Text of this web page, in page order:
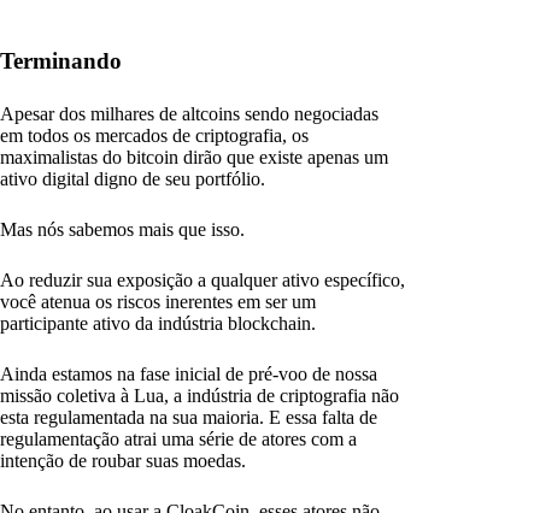
Terminando
Apesar dos milhares de altcoins sendo negociadas
em todos os mercados de criptografia, os
maximalistas do bitcoin dirão que existe apenas um
ativo digital digno de seu portfólio.
Mas nós sabemos mais que isso.
Ao reduzir sua exposição a qualquer ativo específico,
você atenua os riscos inerentes em ser um
participante ativo da indústria blockchain.
Ainda estamos na fase inicial de pré-voo de nossa
missão coletiva à Lua, a indústria de criptografia não
esta regulamentada na sua maioria. E essa falta de
regulamentação atrai uma série de atores com a
intenção de roubar suas moedas.